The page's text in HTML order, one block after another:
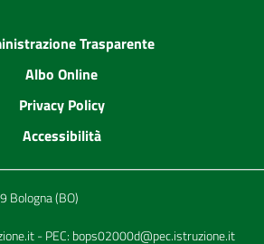
Trasparente
Albo Online
Privacy Policy
Accessibilità
Bologna (BO)
- PEC: bops02000d@pec.istruzione.it